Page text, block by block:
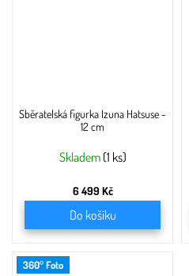
Sběratelská figurka Izuna Hatsuse -
12 cm
Skladem (1 ks)
6 499 Kč
Do košíku
360° Foto